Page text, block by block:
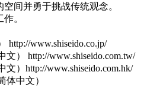
间并勇于挑战传统观念。
。
www.shiseido.co.jp/
http://www.shiseido.com.tw/
http://www.shiseido.com.hk/
中文）